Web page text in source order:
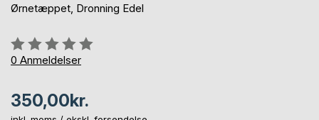
Ørnetæppet, Dronning Edel
Anmeldelse::
0%
0 Anmeldelser
350,00kr.